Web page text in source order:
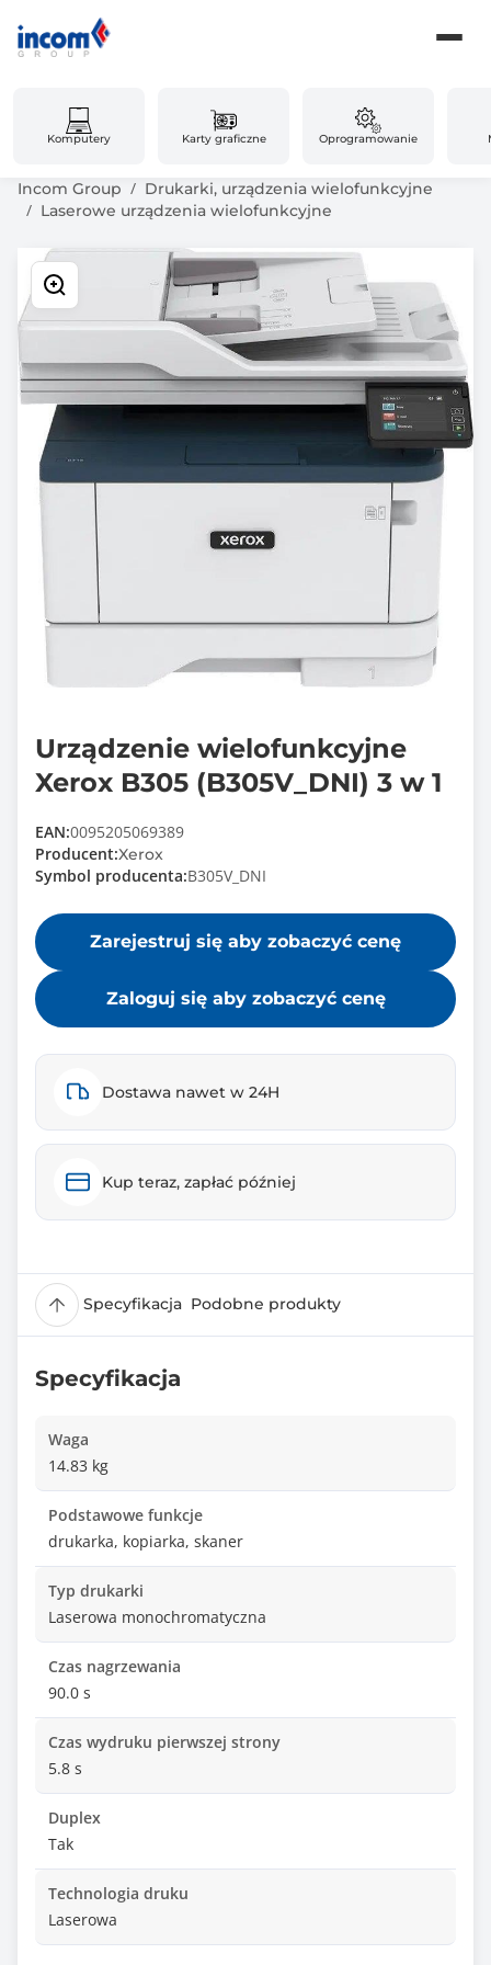
Komputery Karty graficzne Oprogramowanie
Incom Group
Drukarki, urządzenia wielofunkcyjne
Laserowe urządzenia wielofunkcyjne
Urządzenie wielofunkcyjne
Xerox B305 (B305V_DNI) 3 w 1
EAN:0095205069389
Producent:Xerox
Symbol producenta:B305V_DNI
Zarejestruj się aby zobaczyć cenę
Zaloguj się aby zobaczyć cenę
Dostawa nawet w 24H
Kup teraz, zapłać później
Specyfikacja Podobne produkty
Specyfikacja
Waga
14.83 kg
Podstawowe funkcje
drukarka, kopiarka, skaner
Typ drukarki
Laserowa monochromatyczna
Czas nagrzewania
90.0 s
Czas wydruku pierwszej strony
5.8 s
Duplex
Tak
Technologia druku
Laserowa